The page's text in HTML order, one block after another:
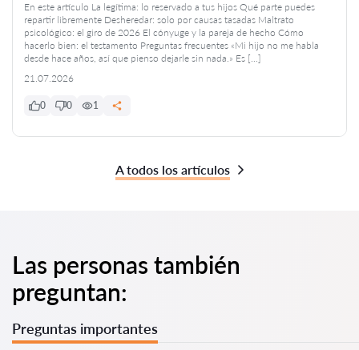
En este artículo La legítima: lo reservado a tus hijos Qué parte puedes
repartir libremente Desheredar: solo por causas tasadas Maltrato
psicológico: el giro de 2026 El cónyuge y la pareja de hecho Cómo
hacerlo bien: el testamento Preguntas frecuentes «Mi hijo no me habla
desde hace años, así que pienso dejarle sin nada.» Es […]
21.07.2026
0 0 1
A todos los artículos
Las personas también
preguntan:
Preguntas importantes